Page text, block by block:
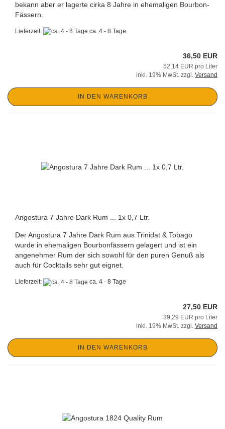
bekann aber er lagerte cirka 8 Jahre in ehemaligen Bourbon-
Fässern.
Lieferzeit: ca. 4 - 8 Tage
36,50 EUR
52,14 EUR pro Liter
inkl. 19% MwSt. zzgl. Versand
IN DEN WARENKORB
Angostura 7 Jahre Dark Rum ... 1x 0,7 Ltr.
Der Angostura 7 Jahre Dark Rum aus Trinidat & Tobago
wurde in ehemaligen Bourbonfässern gelagert und ist ein
angenehmer Rum der sich sowohl für den puren Genuß als
auch für Cocktails sehr gut eignet.
Lieferzeit: ca. 4 - 8 Tage
27,50 EUR
39,29 EUR pro Liter
inkl. 19% MwSt. zzgl. Versand
IN DEN WARENKORB